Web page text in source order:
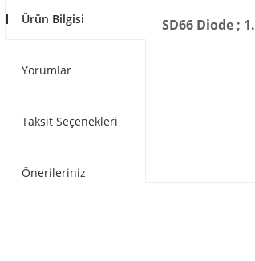
Ürün Bilgisi
Yorumlar
Taksit Seçenekleri
Önerileriniz
SD66 Diode ;